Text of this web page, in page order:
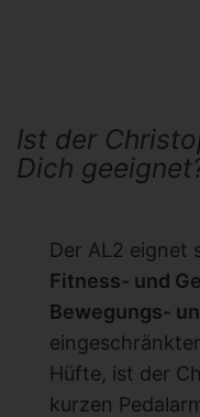
Ist der
Dich
Der AL2 eignet
Fitness- und
Bewegungs-
Hüfte, ist der
kurzen